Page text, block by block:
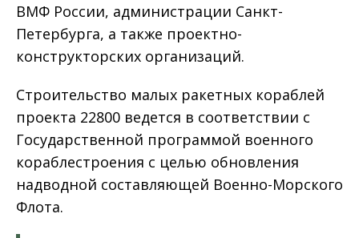
ВМФ России, администрации Санкт-
Петербурга, а также проектно-
конструкторских организаций.
Строительство малых ракетных кораблей
проекта 22800 ведется в соответствии с
Государственной программой военного
кораблестроения с целью обновления
надводной составляющей Военно-Морского
Флота.